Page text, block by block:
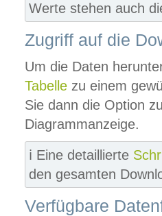
Werte stehen auch
Zugriff auf die
Um die Daten
Tabelle zu einem
Sie dann die Option
Diagrammanzeige.
ℹ️ Eine detaillierte
den gesamten
Verfügbare